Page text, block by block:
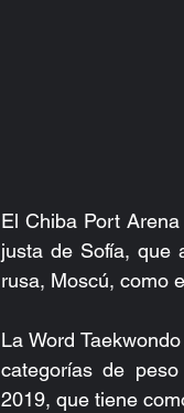
El Chiba Port
justa de Sofía, que
rusa, Moscú, como
La Word
categorías de
2019, que tiene